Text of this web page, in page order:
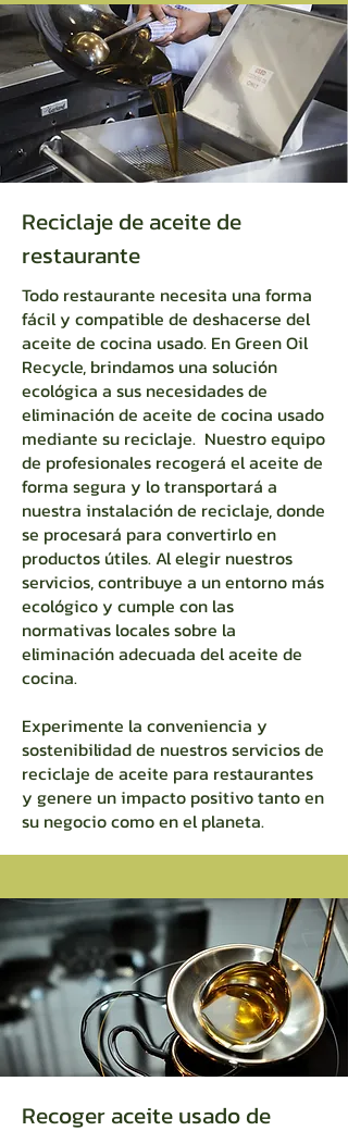
Reciclaje de aceite de
restaurante
Todo restaurante necesita una forma
fácil y compatible de deshacerse del
aceite de cocina usado. En Green Oil
Recycle, brindamos una solución
ecológica a sus necesidades de
eliminación de aceite de cocina usado
mediante su reciclaje. Nuestro equipo
de profesionales recogerá el aceite de
forma segura y lo transportará a
nuestra instalación de reciclaje, donde
se procesará para convertirlo en
productos útiles. Al elegir nuestros
servicios, contribuye a un entorno más
ecológico y cumple con las
normativas locales sobre la
eliminación adecuada del aceite de
cocina.
Experimente la conveniencia y
sostenibilidad de nuestros servicios de
reciclaje de aceite para restaurantes
y genere un impacto positivo tanto en
su negocio como en el planeta.
Recoger aceite usado de